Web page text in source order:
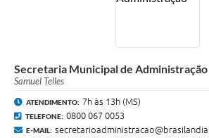
Secretaria Municipal de Administração
Samuel Telles
ATENDIMENTO: 7h às 13h (MS)
TELEFONE: 0800 067 0053
E-MAIL: